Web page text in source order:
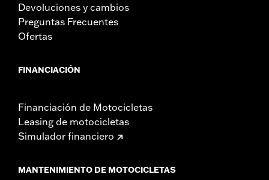
Devoluciones y cambios
Preguntas Frecuentes
Ofertas
FINANCIACIÓN
Financiación de Motocicletas
Leasing de motocicletas
Simulador financiero
MANTENIMIENTO DE MOTOCICLETAS